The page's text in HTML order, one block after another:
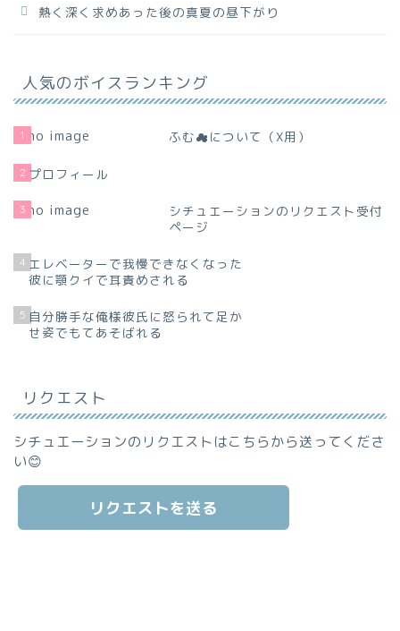
熱く深く求めあった後の真夏の昼下がり
人気のボイスランキング
1 ふむ☁について（X用）
2 プロフィール
3
シチュエーションのリクエスト受付
ページ
4 エレベーターで我慢できなくなった
彼に顎クイで耳責めされる
5 自分勝手な俺様彼氏に怒られて足か
せ姿でもてあそばれる
リクエスト
シチュエーションのリクエストはこちらから送ってくださ
い😊
リクエストを送る